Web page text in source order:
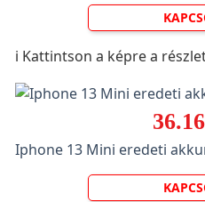
ℹ️ Kattintson a képre a
Iphone 13 Mini eredeti